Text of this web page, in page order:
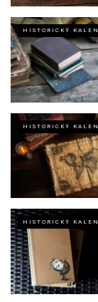
HISTORICKÝ
HISTORICKÝ
HISTORICKÝ